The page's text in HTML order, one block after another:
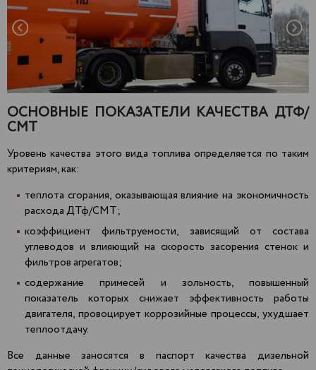
ОСНОВНЫЕ ПОКАЗАТЕЛИ КАЧЕСТВА ДТФ/
СМТ
Уровень качества этого вида топлива определяется по таким
критериям, как:
теплота сгорания, оказывающая влияние на экономичность
расхода ДТф/СМТ;
коэффициент фильтруемости, зависящий от состава
углеводов и влияющий на скорость засорения стенок и
фильтров агрегатов;
содержание примесей и зольность, повышенный
показатель которых снижает эффективность работы
двигателя, провоцирует коррозийные процессы, ухудшает
теплоотдачу.
Все данные заносятся в паспорт качества дизельной